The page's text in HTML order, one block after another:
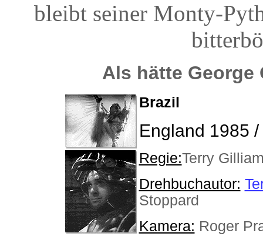
bleibt seiner Monty-
Als hätte George
Brazil
England 1985
Regie:Terry
Drehbuchautor:
Stoppard
Kamera: Roger